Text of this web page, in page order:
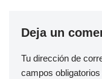
Deja un
Tu dirección de
campos